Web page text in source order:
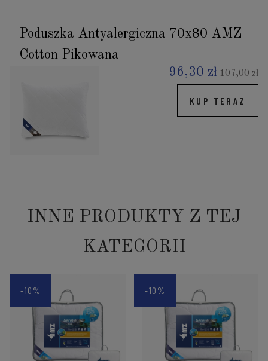
Poduszka Antyalergiczna 70x80 AMZ
Cotton Pikowana
96,30 zł 107,00 zł
KUP TERAZ
INNE PRODUKTY Z TEJ
KATEGORII
-10% -10%